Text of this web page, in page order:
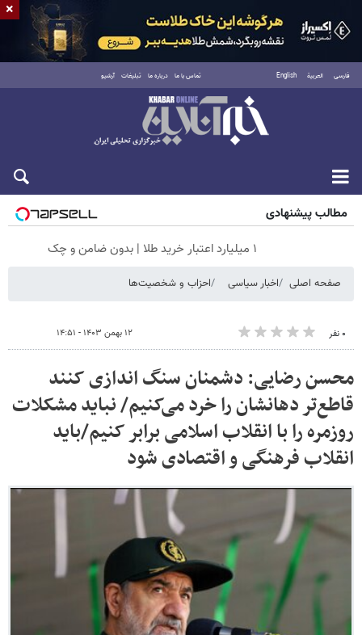
فارسی العربية English تماس با ما درباره ما تبلیغات آرشیو
شنبه ۱۷ مرداد ۱۴۰۵
مطالب پیشنهادی
۱ میلیارد اعتبار خرید طلا | بدون ضامن و چک
صفحه اصلی اخبار سیاسی احزاب و شخصیت‌ها
۰ نفر ۱۲ بهمن ۱۴۰۳ - ۱۴:۵۱
محسن رضایی: دشمنان سنگ اندازی کنند
قاطع‌تر دهانشان را خرد می‌کنیم/ نباید مشکلات
روزمره را با انقلاب اسلامی برابر کنیم/باید
انقلاب فرهنگی و اقتصادی شود
×